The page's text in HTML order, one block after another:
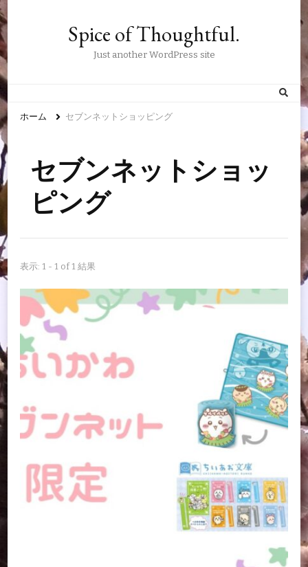
Spice of Thoughtful.
Just another WordPress site
ホーム セブンネットショッピング
セブンネットショッ
ピング
表示: 1 - 1 of 1 結果